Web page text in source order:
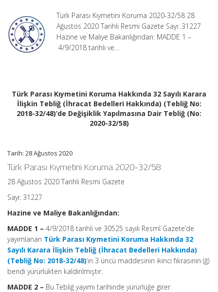
(İhracat
Bedelleri
Hakkında)
(Tebliğ
No:
Tebliğ
(No:
2020-
32/58)
dakika
Türk Parası Kıymetini Koruma 2020-32/58 28
Ağustos 2020 Tarihli Resmi Gazete Sayı: 31227
Hazine ve Maliye Bakanlığından: MADDE 1 –
4/9/2018 tarihli ve…
Türk Parası Kıymetini Koruma Hakkında 32 Sayılı Karara
İlişkin Tebliğ (İhracat Bedelleri Hakkında) (Tebliğ No:
2018-32/48)’de Değişiklik Yapılmasına Dair Tebliğ (No:
2020-32/58)
Tarih: 28 Ağustos 2020
Türk Parası Kıymetini Koruma 2020-32/58
28 Ağustos 2020 Tarihli Resmi Gazete
Sayı: 31227
Hazine ve Maliye Bakanlığından:
MADDE 1 – 4/9/2018 tarihli ve 30525 sayılı Resmî Gazete’de
yayımlanan Türk Parası Kıymetini Koruma Hakkında 32
Sayılı Karara İlişkin Tebliğ (İhracat Bedelleri Hakkında)
(Tebliğ No: 2018-32/48)’in 3 üncü maddesinin ikinci fıkrasının (ğ)
bendi yürürlükten kaldırılmıştır.
MADDE 2 – Bu Tebliğ yayımı tarihinde yürürlüğe girer.